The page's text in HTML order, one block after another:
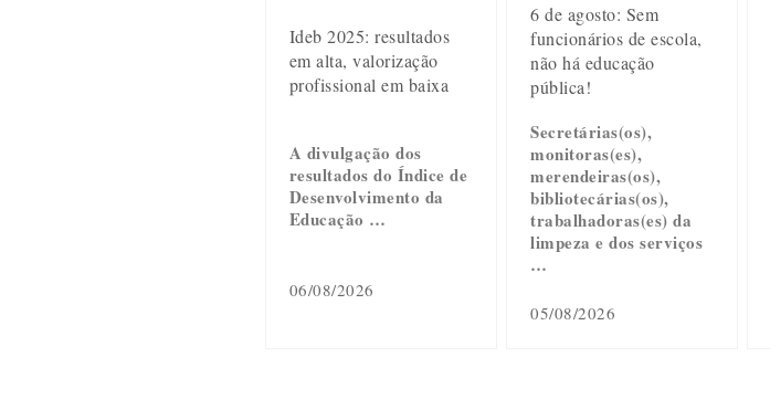
Ideb 2025: resultados
em alta, valorização
profissional em baixa
A divulgação dos
resultados do Índice de
Desenvolvimento da
Educação …
06/08/2026
6 de agosto: Sem
funcionários de escola,
não há educação
pública!
Secretárias(os),
monitoras(es),
merendeiras(os),
bibliotecárias(os),
trabalhadoras(es) da
limpeza e dos serviços
…
05/08/2026